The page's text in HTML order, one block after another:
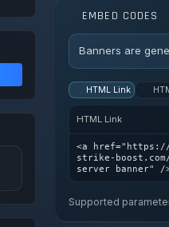
EMBED CODES
Banners are
HTML Link
HTML Link
<a href="https://
strike-boost.com/
server banner" /
Supported